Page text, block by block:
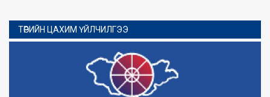
ТӨРИЙН ЦАХИМ ҮЙЛЧИЛГЭЭ